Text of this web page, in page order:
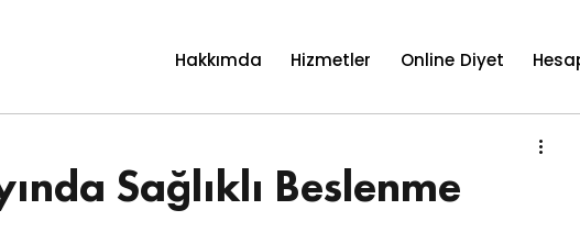
Hakkımda Hizmetler Online Diyet
Sağlıklı Beslenme